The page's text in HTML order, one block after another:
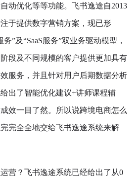
动优化等等功能。飞书逸途自2013
于提供数字营销方案，现已形
”及“SaaS服务”双业务驱动模型，
段及不同规模的客户提供更加具有
服务，并且针对用户后期数据分析
出了智能优化建议+讲师课程辅
效一目了然。所以说跨境电商怎么
完全全地交给飞书逸途系统来解
营？飞书逸途系统已经给出了从0